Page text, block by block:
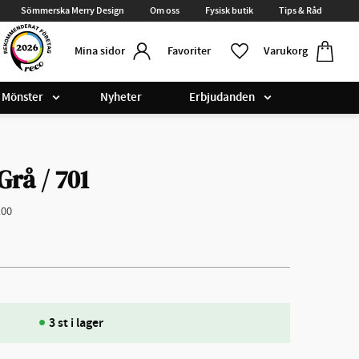
Sömmerska Merry Design Om oss Fysisk butik Tips & Råd
Mina sidor Favoriter Varukorg
Favoriter
Mönster Nyheter Erbjudanden
/ 701
3 st i lager